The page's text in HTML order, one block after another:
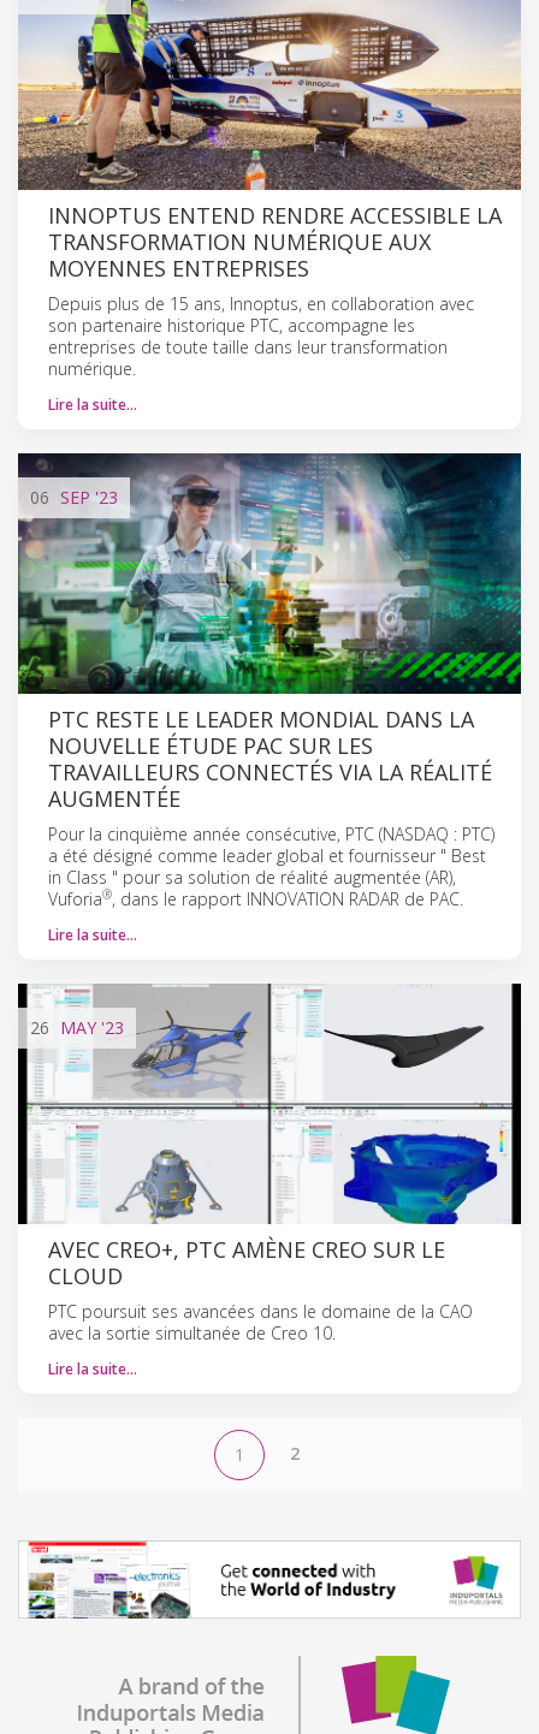
INNOPTUS ENTEND RENDRE ACCESSIBLE LA
TRANSFORMATION NUMÉRIQUE AUX
MOYENNES ENTREPRISES
Depuis plus de 15 ans, Innoptus, en collaboration avec
son partenaire historique PTC, accompagne les
entreprises de toute taille dans leur transformation
numérique.
Lire la suite…
06 SEP '23
PTC RESTE LE LEADER MONDIAL DANS LA
NOUVELLE ÉTUDE PAC SUR LES
TRAVAILLEURS CONNECTÉS VIA LA RÉALITÉ
AUGMENTÉE
Pour la cinquième année consécutive, PTC (NASDAQ : PTC)
a été désigné comme leader global et fournisseur " Best
in Class " pour sa solution de réalité augmentée (AR),
Vuforia®, dans le rapport INNOVATION RADAR de PAC.
Lire la suite…
26 MAY '23
AVEC CREO+, PTC AMÈNE CREO SUR LE
CLOUD
PTC poursuit ses avancées dans le domaine de la CAO
avec la sortie simultanée de Creo 10.
Lire la suite…
1 2